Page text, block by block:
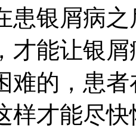
患银屑病
才能让银
难的，患
样才能尽